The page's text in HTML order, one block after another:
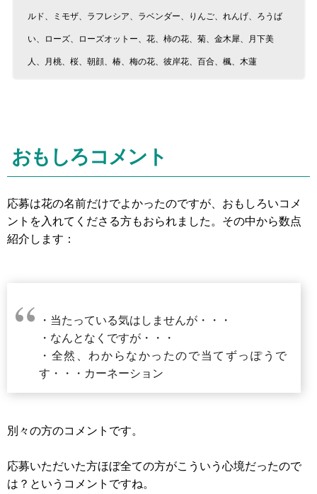
ルド、ミモザ、ラフレシア、ラベンダー、りんご、れんげ、ろうば
い、ローズ、ローズオットー、花、柿の花、菊、金木犀、月下美
人、月桃、桜、朝顔、椿、梅の花、彼岸花、百合、楓、木蓮
おもしろコメント
応募は花の名前だけでよかったのですが、おもしろいコメ
ントを入れてくださる方もおられました。その中から数点
紹介します：
・当たっている気はしませんが・・・
・なんとなくですが・・・
・全然、わからなかったので当てずっぽうで
す・・・カーネーション
別々の方のコメントです。
応募いただいた方ほぼ全ての方がこういう心境だったので
は？というコメントですね。